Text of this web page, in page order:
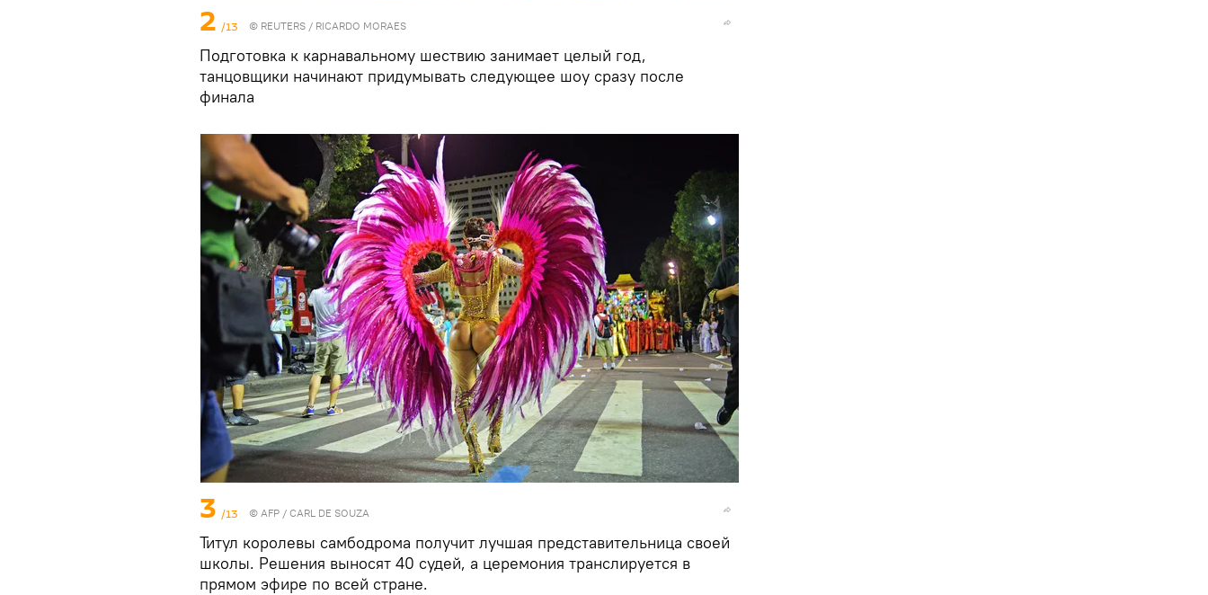
2 /13 © REUTERS / RICARDO MORAES
Подготовка к карнавальному шествию занимает целый год,
танцовщики начинают придумывать следующее шоу сразу после
финала
3 /13 © AFP / CARL DE SOUZA
Титул королевы самбодрома получит лучшая представительница своей
школы. Решения выносят 40 судей, а церемония транслируется в
прямом эфире по всей стране.